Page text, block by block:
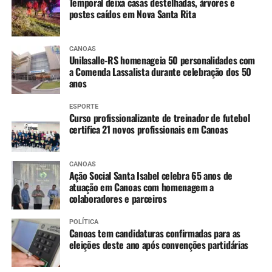
estabilidade entre São Borja e Itaqui e lenta
elevação em Uruguaiana.
níveis ainda em inundação ao longo do dia.
Ibicuí (Manoel Viana) – Tendência de lento
declínio, com níveis ainda em inundação ao longo
Caí (Montenegro) – Tendência de estabilidade.
Taquari (Taquari) – Tendência de lenta elevação,
devendo entrar em estabilidade ao longo do dia.
Constante declínio em Cachoeira do Sul e Rio
Pardo, e variando entre estabilidade e lenta
elevação em São Jerônimo.
Jacuí (Ilhas da RMPOA) – Tendência entre
estabilidade e lenta elevação, mantendo os níveis
elevados nos próximos dias.
Sinos (Campo Bom e São Leopoldo) – Tendência
postes caídos em Nova Santa Rita
CANOAS
Unilasalle-RS homenageia 50 personalidades com
a Comenda Lassalista durante celebração dos 50
anos
ESPORTE
Curso profissionalizante de treinador de futebol
certifica 21 novos profissionais em Canoas
CANOAS
Ação Social Santa Isabel celebra 65 anos de
atuação em Canoas com homenagem a
colaboradores e parceiros
POLÍTICA
Canoas tem candidaturas confirmadas para as
eleições deste ano após convenções partidárias